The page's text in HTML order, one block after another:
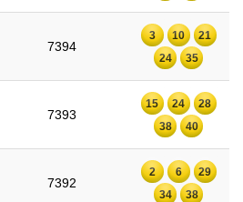
7394
3 10
21
24
35
7393
15 24
28
38
40
7392
2 6
29
34
38